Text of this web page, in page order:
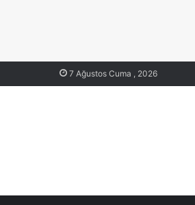
7 Ağustos Cuma , 2026